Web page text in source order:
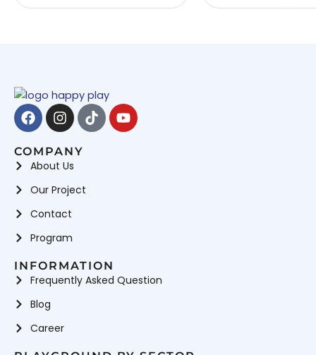
Facebook
Instagram
TiktokYoutube
COMPANY
About Us
Our Project
Contact
Program
INFORMATION
Frequently Asked Question
Blog
Career